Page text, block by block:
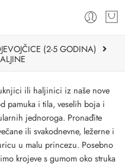
(2-5 GODINA)
ili haljinici iz naše nove
pamuka i tila, veselih boja i
jednoroga. Pronađite
ili svakodnevne, ležerne i
u malu princezu. Posebno
krojeve s gumom oko struka